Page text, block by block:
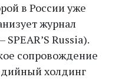
в России уже
журнал
Russia).
сопровождение
холдинг